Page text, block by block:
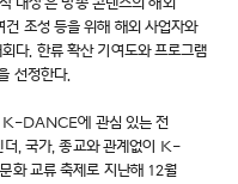
조성 등을 위해 해외 사업자와
다. 한류 확산 기여도와 프로그램
선정한다.
K-DANCE에 관심 있는 전
더, 국가, 종교와 관계없이 K-
화 교류 축제로 지난해 12월